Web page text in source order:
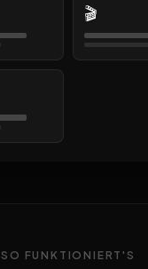
🎬
SO FUNKTIONIERT'S